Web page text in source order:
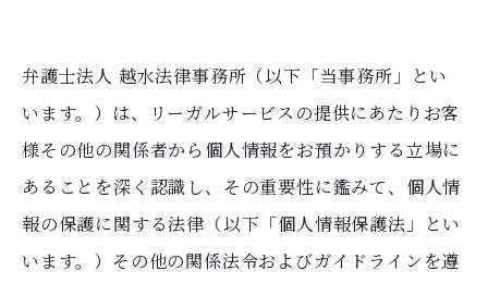
弁護士法人 越水法律事務所（以下「当事務所」とい
います。）は、リーガルサービスの提供にあたりお客
様その他の関係者から個人情報をお預かりする立場に
あることを深く認識し、その重要性に鑑みて、個人情
報の保護に関する法律（以下「個人情報保護法」とい
います。）その他の関係法令およびガイドラインを遵